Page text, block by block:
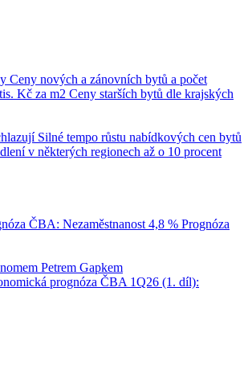
Ceny nových a zánovních bytů a počet
Kč za m2 Ceny starších bytů dle krajských
Silné tempo růstu nabídkových cen bytů
v některých regionech až o 10 procent
ČBA: Nezaměstnanost 4,8 % Prognóza
Petrem Gapkem
prognóza ČBA 1Q26 (1. díl):